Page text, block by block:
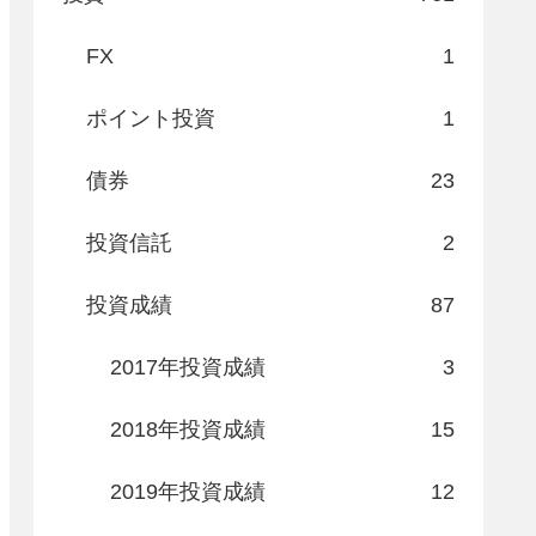
FX 1
ポイント投資 1
債券 23
投資信託 2
投資成績 87
2017年投資成績 3
2018年投資成績 15
2019年投資成績 12